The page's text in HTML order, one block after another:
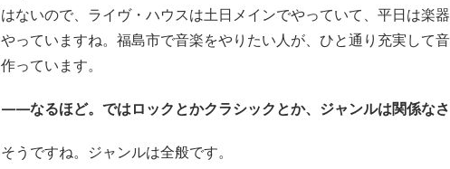
はないので、ライヴ・ハウスは土日メインでやっていて、平日は楽
やっていますね。福島市で音楽をやりたい人が、ひと通り充実して
作っています。
——なるほど。ではロックとかクラシックとか、ジャンルは関係なさ
そうですね。ジャンルは全般です。